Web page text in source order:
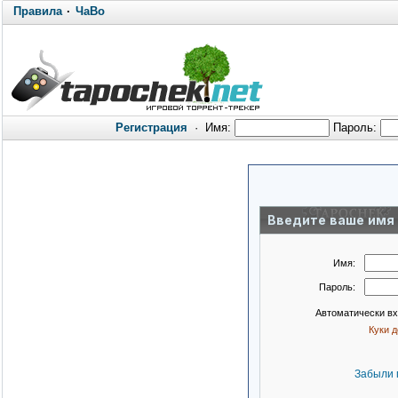
Правила· ЧаВо
Регистрация · Имя: Пароль:
Введите ваше имя
Имя:
Пароль:
Автоматически
Куки
Забыли